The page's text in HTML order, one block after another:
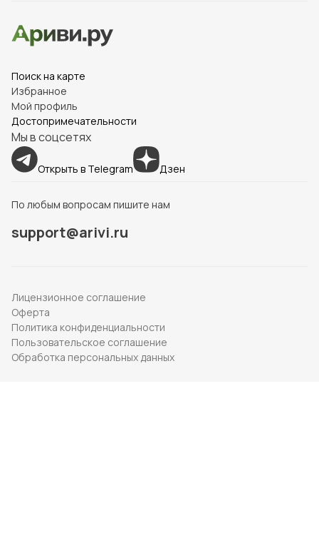
Поиск на карте
Избранное
Мой профиль
Достопримечательности
Мы в соцсетях
Открыть в Telegram Дзен
По любым вопросам пишите нам
support@arivi.ru
Лицензионное соглашение
Оферта
Политика конфиденциальности
Пользовательское соглашение
Обработка персональных данных